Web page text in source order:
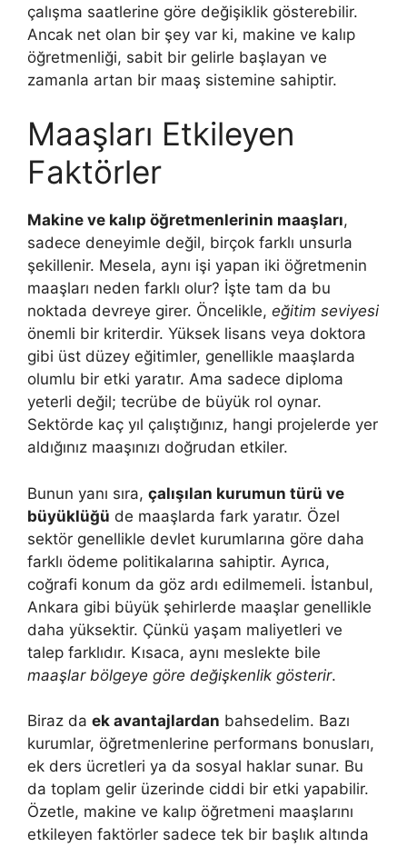
çalışma saatlerine göre değişiklik gösterebilir.
Ancak net olan bir şey var ki, makine ve kalıp
öğretmenliği, sabit bir gelirle başlayan ve
zamanla artan bir maaş sistemine sahiptir.
Maaşları Etkileyen
Faktörler
Makine ve kalıp öğretmenlerinin maaşları,
sadece deneyimle değil, birçok farklı unsurla
şekillenir. Mesela, aynı işi yapan iki öğretmenin
maaşları neden farklı olur? İşte tam da bu
noktada devreye girer. Öncelikle, eğitim seviyesi
önemli bir kriterdir. Yüksek lisans veya doktora
gibi üst düzey eğitimler, genellikle maaşlarda
olumlu bir etki yaratır. Ama sadece diploma
yeterli değil; tecrübe de büyük rol oynar.
Sektörde kaç yıl çalıştığınız, hangi projelerde yer
aldığınız maaşınızı doğrudan etkiler.
Bunun yanı sıra, çalışılan kurumun türü ve
büyüklüğü de maaşlarda fark yaratır. Özel
sektör genellikle devlet kurumlarına göre daha
farklı ödeme politikalarına sahiptir. Ayrıca,
coğrafi konum da göz ardı edilmemeli. İstanbul,
Ankara gibi büyük şehirlerde maaşlar genellikle
daha yüksektir. Çünkü yaşam maliyetleri ve
talep farklıdır. Kısaca, aynı meslekte bile
maaşlar bölgeye göre değişkenlik gösterir.
Biraz da ek avantajlardan bahsedelim. Bazı
kurumlar, öğretmenlerine performans bonusları,
ek ders ücretleri ya da sosyal haklar sunar. Bu
da toplam gelir üzerinde ciddi bir etki yapabilir.
Özetle, makine ve kalıp öğretmeni maaşlarını
etkileyen faktörler sadece tek bir başlık altında